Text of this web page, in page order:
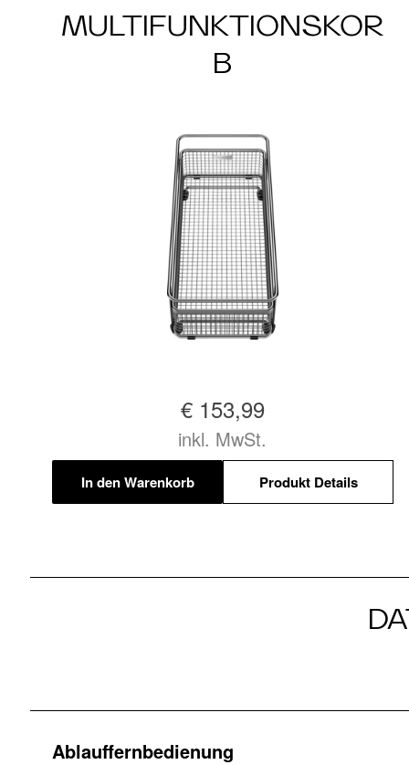
MULTIFUNKTIONSKOR
B
€ 153,99
inkl. MwSt.
In den Warenkorb Produkt Details
Ablauffernbedienung